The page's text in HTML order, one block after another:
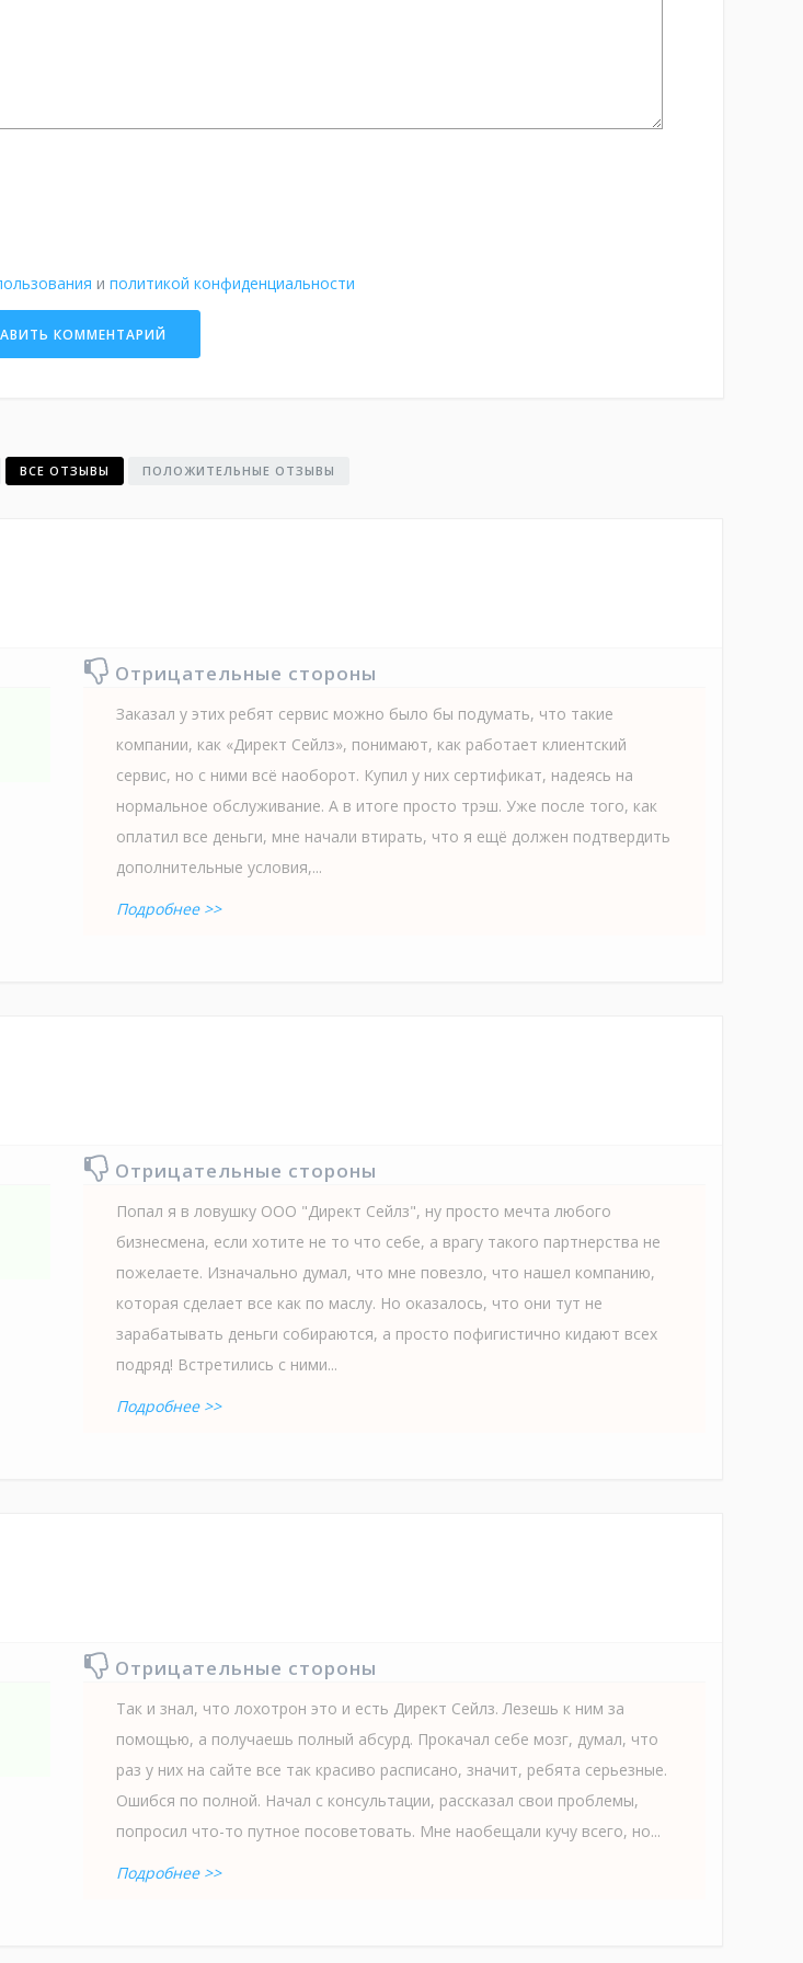
и политикой конфиденциальности
ВСЕ ОТЗЫВЫ ПОЛОЖИТЕЛЬНЫЕ ОТЗЫВЫ
Отрицательные стороны
Заказал у этих ребят сервис можно было бы подумать, что такие
компании, как «Директ Сейлз», понимают, как работает клиентский
сервис, но с ними всё наоборот. Купил у них сертификат, надеясь на
нормальное обслуживание. А в итоге просто трэш. Уже после того, как
оплатил все деньги, мне начали втирать, что я ещё должен подтвердить
дополнительные условия,...
Подробнее >>
Отрицательные стороны
Попал я в ловушку ООО "Директ Сейлз", ну просто мечта любого
бизнесмена, если хотите не то что себе, а врагу такого партнерства не
пожелаете. Изначально думал, что мне повезло, что нашел компанию,
которая сделает все как по маслу. Но оказалось, что они тут не
зарабатывать деньги собираются, а просто пофигистично кидают всех
подряд! Встретились с ними...
Подробнее >>
Отрицательные стороны
Так и знал, что лохотрон это и есть Директ Сейлз. Лезешь к ним за
помощью, а получаешь полный абсурд. Прокачал себе мозг, думал, что
раз у них на сайте все так красиво расписано, значит, ребята серьезные.
Ошибся по полной. Начал с консультации, рассказал свои проблемы,
попросил что-то путное посоветовать. Мне наобещали кучу всего, но...
Подробнее >>